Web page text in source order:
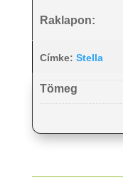
Raklapon:
Címke: Stella
Tömeg